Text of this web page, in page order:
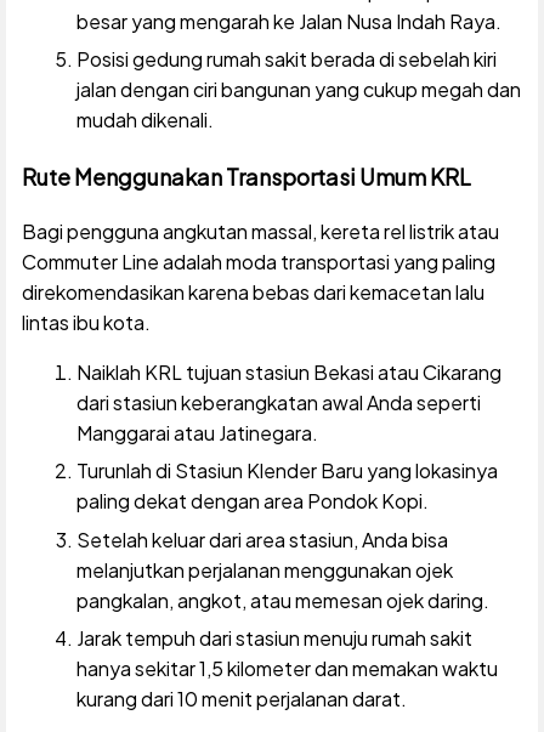
besar yang mengarah ke Jalan Nusa Indah Raya.
Posisi gedung rumah sakit berada di sebelah kiri
jalan dengan ciri bangunan yang cukup megah dan
mudah dikenali.
Rute Menggunakan Transportasi Umum KRL
Bagi pengguna angkutan massal, kereta rel listrik atau
Commuter Line adalah moda transportasi yang paling
direkomendasikan karena bebas dari kemacetan lalu
lintas ibu kota.
Naiklah KRL tujuan stasiun Bekasi atau Cikarang
dari stasiun keberangkatan awal Anda seperti
Manggarai atau Jatinegara.
Turunlah di Stasiun Klender Baru yang lokasinya
paling dekat dengan area Pondok Kopi.
Setelah keluar dari area stasiun, Anda bisa
melanjutkan perjalanan menggunakan ojek
pangkalan, angkot, atau memesan ojek daring.
Jarak tempuh dari stasiun menuju rumah sakit
hanya sekitar 1,5 kilometer dan memakan waktu
kurang dari 10 menit perjalanan darat.